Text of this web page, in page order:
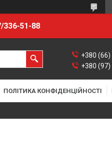
336-51-88
+380
+380
ПОЛІТИКА КОНФІДЕНЦІЙНОСТІ